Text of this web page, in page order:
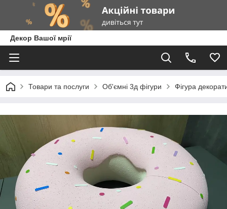
Декор Вашої мрії
Товари та послуги Об'ємні 3д фігури Фігура